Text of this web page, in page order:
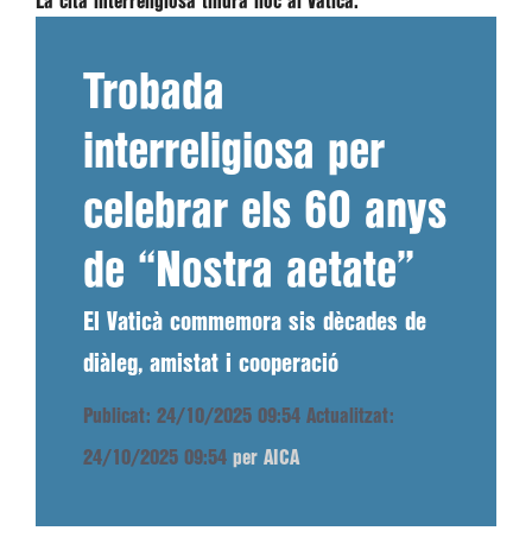
Trobada
interreligiosa per
celebrar els 60 anys
de “Nostra aetate”
El Vaticà commemora sis dècades de
diàleg, amistat i cooperació
Publicat: 24/10/2025 09:54 Actualitzat:
24/10/2025 09:54 per AICA